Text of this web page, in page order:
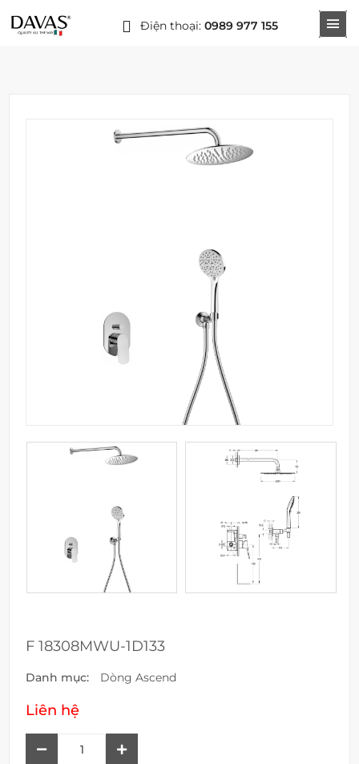
Điện thoại: 0989 977 155
F 18308MWU-1D133
Danh mục: Dòng Ascend
Liên hệ